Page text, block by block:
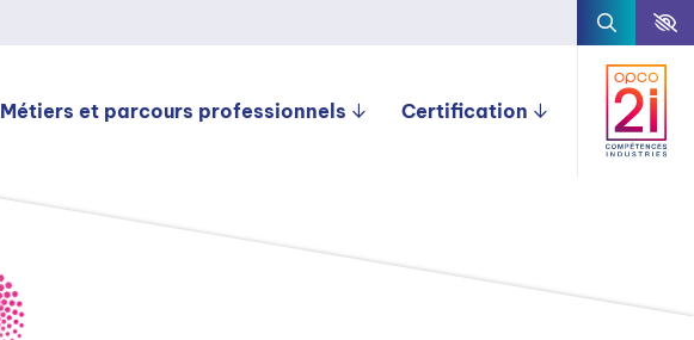
Métiers et parcours professionnels Certification